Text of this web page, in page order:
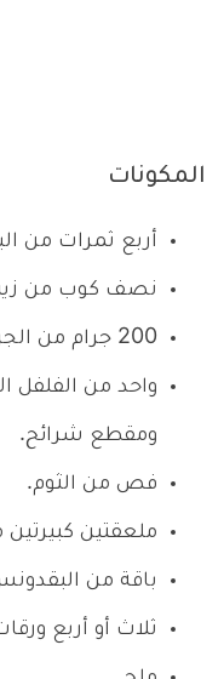
المكونات
أربع ثمرات من
نصف كوب من زيت
200 جرام من الجرجير.
واحد من الفلفل
ومقطع شرائح.
فص من الثوم.
ملعقتين
باقة من
ثلاث أو أربع